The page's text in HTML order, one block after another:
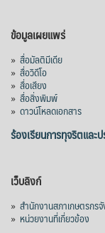
ข้อมูลเผยแพร่
» สื่อมัลติมีเดีย
» สื่อวิดีโอ
» สื่อเสียง
» สื่อสิ่งพิมพ์
» ดาวน์โหลดเอกสาร
ร้องเรียนการทุจริตและ
เว็บลิงก์
» สำนักงานสภาเกษตรกร
» หน่วยงานที่เกี่ยวข้อง